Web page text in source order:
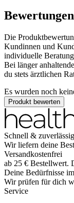
Bewertungen
Die
Kundinnen und
individuelle
Bei länger
du stets ärztlichen
Es wurden noch
Produkt bewerten
Schnell &
Wir liefern deine
Versandkostenfrei
ab 25 € Bestellwert.
Deine Bedürfnisse
Wir prüfen für dich
Service